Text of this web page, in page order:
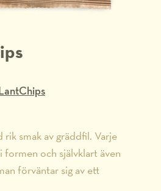
rik smak av gräddfil. Varje
och självklart även
förväntar sig av ett